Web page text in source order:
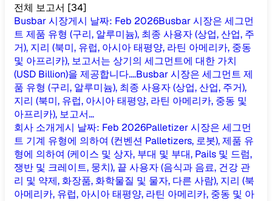
전체 보고서 [34]
Busbar 시장게시 날짜: Feb 2026Busbar 시장은 세그먼
트 제품 유형 (구리, 알루미늄), 최종 사용자 (상업, 산업, 주
거), 지리 (북미, 유럽, 아시아 태평양, 라틴 아메리카, 중동
및 아프리카), 보고서는 상기의 세그먼트에 대한 가치
(USD Billion)을 제공합니다....Busbar 시장은 세그먼트 제
품 유형 (구리, 알루미늄), 최종 사용자 (상업, 산업, 주거),
지리 (북미, 유럽, 아시아 태평양, 라틴 아메리카, 중동 및
아프리카), 보고서...
회사 소개게시 날짜: Feb 2026Palletizer 시장은 세그먼
트 기계 유형에 의하여 (컨벤션 Palletizers, 로봇), 제품 유
형에 의하여 (케이스 및 상자, 부대 및 부대, Pails 및 드럼,
쟁반 및 크레이트, 뭉치), 끝 사용자 (음식과 음료, 건강 관
리 및 약제, 화장품, 화학물질 및 물자, 다른 사람), 지리 (북
아메리카, 유럽, 아시아 태평양, 라틴 아메리카, 중동 및 아